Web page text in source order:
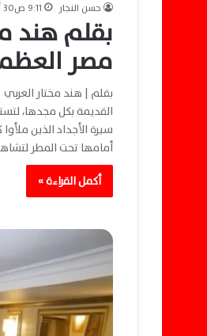
حسن النجار 9:11 ص30 أكتوبر، 2025
بقلم هند
مصر
بقلم | هند مختار
القديمة بكل مجدها،
سيرة الأجداد الذين
أمامها تحت المطر
أكمل القراءة »